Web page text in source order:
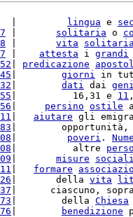
lingua e
solitaria o
vita
attesta i grandi
predicazione
giorni in
dati dai
|          16,31 e 11
persino ostile
aiutare gli
|
poveri .
|          altre
misure
formare
|       della vita
|      ciascuno,
|        della Chiesa
benedizione